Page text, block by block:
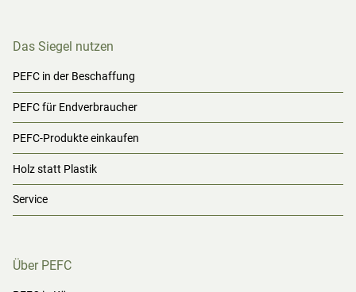
Das Siegel nutzen
PEFC in der Beschaffung
PEFC für Endverbraucher
PEFC-Produkte einkaufen
Holz statt Plastik
Service
Über PEFC